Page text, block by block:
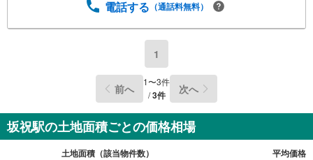
電話する （通話料無料）
1
前へ 1〜3件
/3件 次へ
坂祝駅の土地面積ごとの価格相場
土地面積（該当物件数） 平均価格